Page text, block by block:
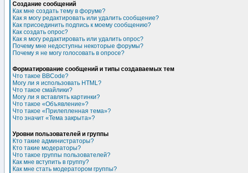
Создание сообщений
Как мне создать тему в форуме?
Как я могу редактировать или удалить сообщение?
Как присоединить подпись к моему сообщению?
Как создать опрос?
Как я могу редактировать или удалить опрос?
Почему мне недоступны некоторые форумы?
Почему я не могу голосовать в опросе?
Форматирование сообщений и типы создаваемых тем
Что такое BBCode?
Могу ли я использовать HTML?
Что такое смайлики?
Могу ли я вставлять картинки?
Что такое «Объявление»?
Что такое «Прилепленная тема»?
Что значит «Тема закрыта»?
Уровни пользователей и группы
Кто такие администраторы?
Кто такие модераторы?
Что такое группы пользователей?
Как мне вступить в группу?
Как мне стать модератором группы?